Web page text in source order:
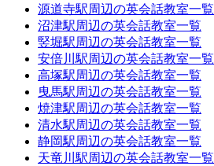
源道寺駅周辺の英会話教室一覧
沼津駅周辺の英会話教室一覧
竪堀駅周辺の英会話教室一覧
安倍川駅周辺の英会話教室一覧
高塚駅周辺の英会話教室一覧
曳馬駅周辺の英会話教室一覧
焼津駅周辺の英会話教室一覧
清水駅周辺の英会話教室一覧
静岡駅周辺の英会話教室一覧
天竜川駅周辺の英会話教室一覧